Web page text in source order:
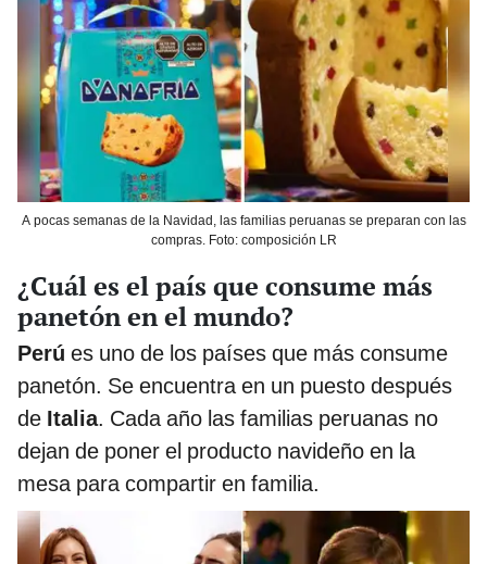
A pocas semanas de la Navidad, las familias peruanas se preparan con las
compras. Foto: composición LR
¿Cuál es el país que consume más
panetón en el mundo?
Perú es uno de los países que más consume
panetón. Se encuentra en un puesto después
de Italia. Cada año las familias peruanas no
dejan de poner el producto navideño en la
mesa para compartir en familia.